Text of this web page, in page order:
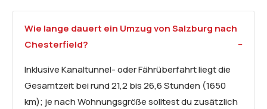
Wie lange dauert ein Umzug von Salzburg nach
Chesterfield?
Inklusive Kanaltunnel- oder Fährüberfahrt liegt die
Gesamtzeit bei rund 21,2 bis 26,6 Stunden (1650
km); je nach Wohnungsgröße solltest du zusätzlich